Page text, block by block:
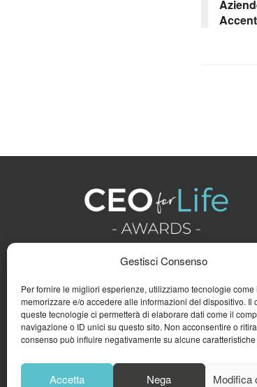
Gestisci Consenso
Per fornire le migliori esperienze, utilizziamo tecnologie come
memorizzare e/o accedere alle informazioni del dispositivo. Il
queste tecnologie ci permetterà di elaborare dati come il
navigazione o ID unici su questo sito. Non acconsentire o
consenso può influire negativamente su alcune
Accetta Nega Modifica